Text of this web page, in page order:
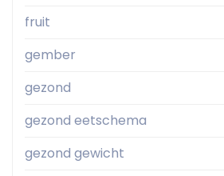
fruit
gember
gezond
gezond eetschema
gezond gewicht